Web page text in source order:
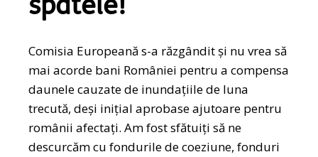
spatele!
Comisia Europeană s-a răzgândit și nu vrea să
mai acorde bani României pentru a compensa
daunele cauzate de inundațiile de luna
trecută, deși inițial aprobase ajutoare pentru
românii afectați. Am fost sfătuiți să ne
descurcăm cu fondurile de coeziune, fonduri